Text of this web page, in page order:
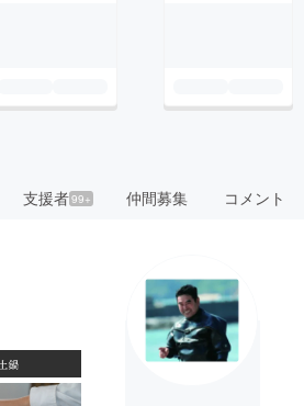
支援者99+ 仲間募集 コメント